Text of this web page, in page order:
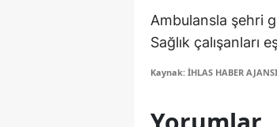
Ambulansla şehri
Sağlık çalışanları
Kaynak: İHLAS HABER AJANSI